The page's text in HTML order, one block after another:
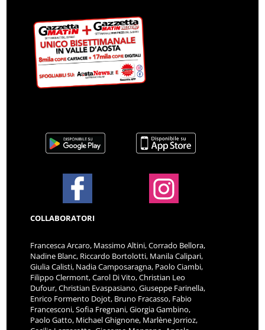
COLLABORATORI
Francesca Arcaro, Massimo Altini, Corrado Bellora,
Nadine Blanc, Riccardo Bortolotti, Manila Calipari,
Giulia Calisti, Nadia Camposaragna, Paolo Ciambi,
Filippo Clermont, Carol Di Vito, Christian Leo
Dufour, Christian Evaspasiano, Giuseppe Farinella,
Enrico Formento Dojot, Bruno Fracasso, Fabio
Francesconi, Sofia Fregnani, Giorgia Gambino,
Paolo Gatto, Michael Ghignone, Marlène Jorrioz,